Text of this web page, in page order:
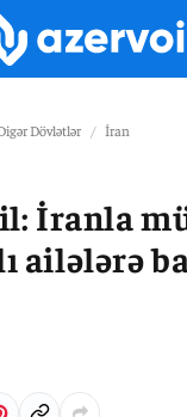
Dövlətlər / İran
İranla
ailələrə